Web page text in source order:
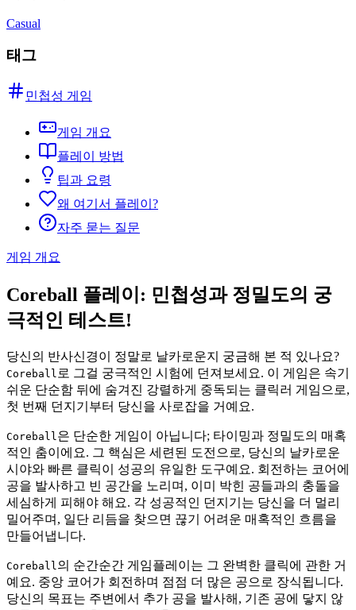
Casual
태그
민첩성 게임
게임 개요
플레이 방법
팁과 요령
왜 여기서 플레이?
자주 묻는 질문
게임 개요
Coreball 플레이: 민첩성과 정밀도의 궁
극적인 테스트!
당신의 반사신경이 정말로 날카로운지 궁금해 본 적 있나요?
Coreball 로 그걸 궁극적인 시험에 던져보세요. 이 게임은 속기
쉬운 단순함 뒤에 숨겨진 강렬하게 중독되는 클릭러 게임으로,
첫 번째 던지기부터 당신을 사로잡을 거예요.
Coreball 은 단순한 게임이 아닙니다; 타이밍과 정밀도의 매혹
적인 춤이에요. 그 핵심은 세련된 도전으로, 당신의 날카로운
시야와 빠른 클릭이 성공의 유일한 도구예요. 회전하는 코어에
공을 발사하고 빈 공간을 노리며, 이미 박힌 공들과의 충돌을
세심하게 피해야 해요. 각 성공적인 던지기는 당신을 더 멀리
밀어주며, 일단 리듬을 찾으면 끊기 어려운 매혹적인 흐름을
만들어냅니다.
Coreball 의 순간순간 게임플레이는 그 완벽한 클릭에 관한 거
예요. 중앙 코어가 회전하며 점점 더 많은 공으로 장식됩니다.
당신의 목표는 주변에서 추가 공을 발사해, 기존 공에 닿지 않